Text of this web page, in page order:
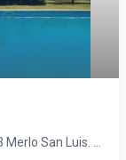
San Luis. ...